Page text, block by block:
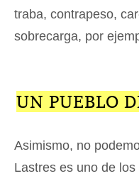
traba, contrapeso,
sobrecarga, por
UN PUEBLO
Asimismo, no
Lastres es uno de